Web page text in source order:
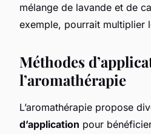
mélange de lavande et de
exemple, pourrait multiplier
Méthodes
l’aromathérapie
L’aromathérapie propose
d’application pour